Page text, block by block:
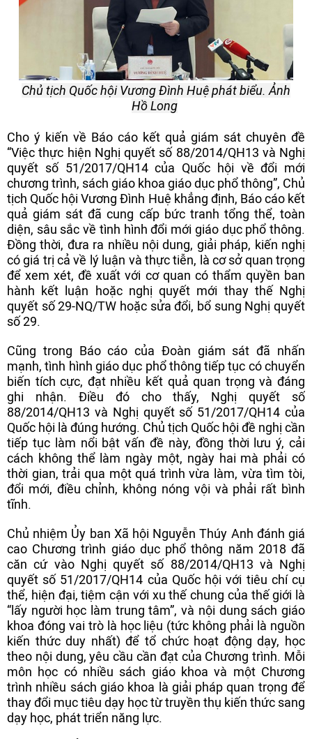
Chủ tịch Quốc hội Vương Đình Huệ phát biểu. Ảnh
Hồ Long
Cho ý kiến về Báo cáo kết quả giám sát chuyên đề
“Việc thực hiện Nghị quyết số 88/2014/QH13 và Nghị
quyết số 51/2017/QH14 của Quốc hội về đổi mới
chương trình, sách giáo khoa giáo dục phổ thông”, Chủ
tịch Quốc hội Vương Đình Huệ khẳng định, Báo cáo kết
quả giám sát đã cung cấp bức tranh tổng thể, toàn
diện, sâu sắc về tình hình đổi mới giáo dục phổ thông.
Đồng thời, đưa ra nhiều nội dung, giải pháp, kiến nghị
có giá trị cả về lý luận và thực tiễn, là cơ sở quan trọng
để xem xét, đề xuất với cơ quan có thẩm quyền ban
hành kết luận hoặc nghị quyết mới thay thế Nghị
quyết số 29-NQ/TW hoặc sửa đổi, bổ sung Nghị quyết
số 29.
Cũng trong Báo cáo của Đoàn giám sát đã nhấn
mạnh, tình hình giáo dục phổ thông tiếp tục có chuyển
biến tích cực, đạt nhiều kết quả quan trọng và đáng
ghi nhận. Điều đó cho thấy, Nghị quyết số
88/2014/QH13 và Nghị quyết số 51/2017/QH14 của
Quốc hội là đúng hướng. Chủ tịch Quốc hội đề nghị cần
tiếp tục làm nổi bật vấn đề này, đồng thời lưu ý, cải
cách không thể làm ngày một, ngày hai mà phải có
thời gian, trải qua một quá trình vừa làm, vừa tìm tòi,
đổi mới, điều chỉnh, không nóng vội và phải rất bình
tĩnh.
Chủ nhiệm Ủy ban Xã hội Nguyễn Thúy Anh đánh giá
cao Chương trình giáo dục phổ thông năm 2018 đã
căn cứ vào Nghị quyết số 88/2014/QH13 và Nghị
quyết số 51/2017/QH14 của Quốc hội với tiêu chí cụ
thể, hiện đại, tiệm cận với xu thế chung của thế giới là
“lấy người học làm trung tâm”, và nội dung sách giáo
khoa đóng vai trò là học liệu (tức không phải là nguồn
kiến thức duy nhất) để tổ chức hoạt động dạy, học
theo nội dung, yêu cầu cần đạt của Chương trình. Mỗi
môn học có nhiều sách giáo khoa và một Chương
trình nhiều sách giáo khoa là giải pháp quan trọng để
thay đổi mục tiêu dạy học từ truyền thụ kiến thức sang
dạy học, phát triển năng lực.